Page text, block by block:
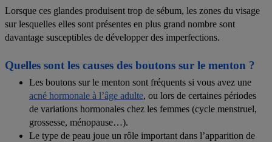
Lorsque ces glandes produisent trop de sébum, les zones du visage
sur lesquelles elles sont présentes en plus grand nombre sont
davantage susceptibles de développer des imperfections.
Quelles sont les causes des boutons sur le menton ?
Les boutons sur le menton sont fréquents si vous avez une
acné hormonale à l’âge adulte, ou lors de certaines périodes
de variations hormonales chez les femmes (cycle menstruel,
grossesse, ménopause…).
Le type de peau joue un rôle important dans l’apparition de